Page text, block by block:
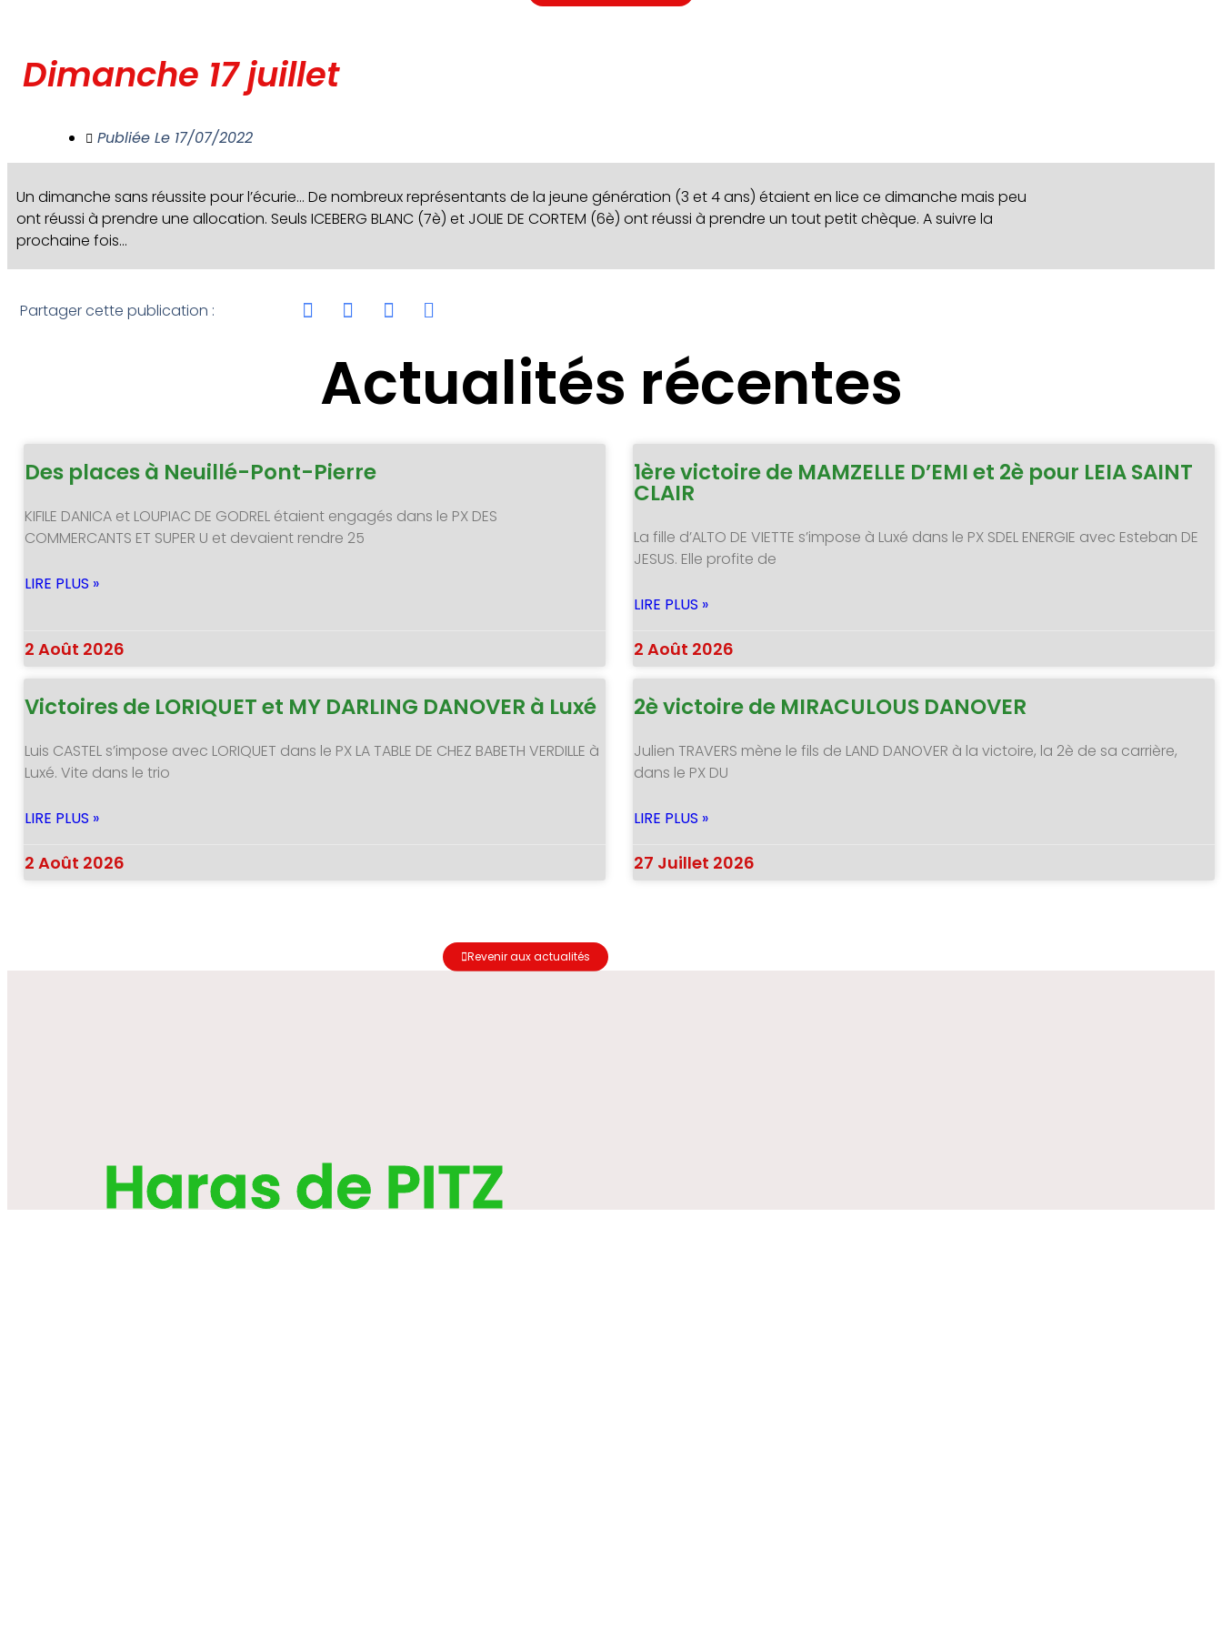
Dimanche 17 juillet
Publiée Le 17/07/2022
Un dimanche sans réussite pour l’écurie… De nombreux représentants de la jeune génération (3 et 4 ans) étaient en lice ce dimanche mais peu
ont réussi à prendre une allocation. Seuls ICEBERG BLANC (7è) et JOLIE DE CORTEM (6è) ont réussi à prendre un tout petit chèque. A suivre la
prochaine fois…
Partager cette publication :
Actualités récentes
Des places à Neuillé-Pont-Pierre
KIFILE DANICA et LOUPIAC DE GODREL étaient engagés dans le PX DES
COMMERCANTS ET SUPER U et devaient rendre 25
LIRE PLUS »
2 Août 2026
1ère victoire de MAMZELLE D’EMI et 2è pour LEIA SAINT
CLAIR
La fille d’ALTO DE VIETTE s’impose à Luxé dans le PX SDEL ENERGIE avec Esteban DE
JESUS. Elle profite de
LIRE PLUS »
2 Août 2026
Victoires de LORIQUET et MY DARLING DANOVER à Luxé
Luis CASTEL s’impose avec LORIQUET dans le PX LA TABLE DE CHEZ BABETH VERDILLE à
Luxé. Vite dans le trio
LIRE PLUS »
2 Août 2026
2è victoire de MIRACULOUS DANOVER
Julien TRAVERS mène le fils de LAND DANOVER à la victoire, la 2è de sa carrière,
dans le PX DU
LIRE PLUS »
27 Juillet 2026
Revenir aux actualités
Haras de PITZ